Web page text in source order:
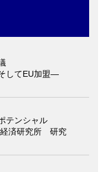
してEU加盟―
テンシャル
経済研究所 研究